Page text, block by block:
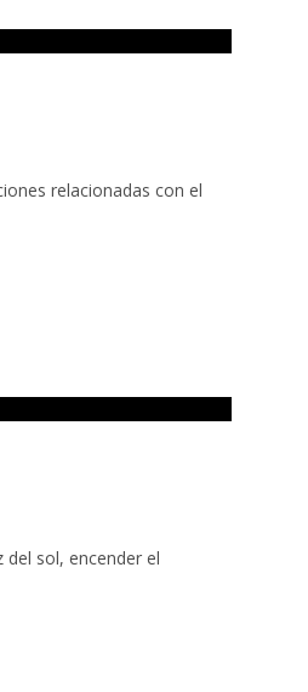
relacionadas con el
del sol, encender el